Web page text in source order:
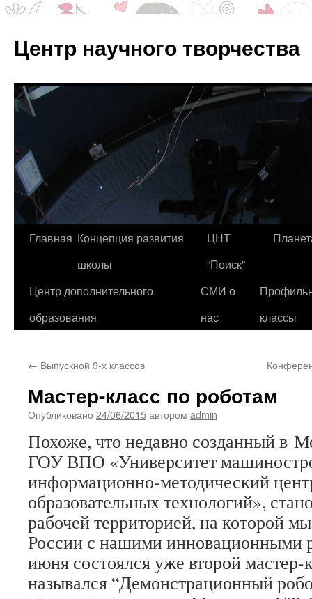
Центр научного творчества
Перейти
содержимому
Главная Концепция развития
школы
ЦНТ
“Поиск”
Центр дополнительного
образования
СМИ о
нас
классы
← Выпускной 9-х классов
Мастер-класс по роботам
Опубликовано 24/06/2015автором admin
Похоже, что недавно созданный в
ГОУ ВПО «Университет
информационно-методический
образовательных технологий»,
рабочей территорией, на которой
России с нашими инновационными
июня состоялся уже второй мастер-
назывался “Демонстрационный